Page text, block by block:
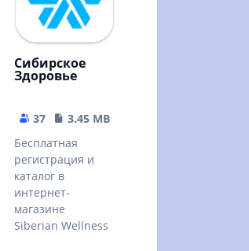
Сибирское
Здоровье
37
3.45 MB
Бесплатная
регистрация и
каталог в
интернет-
магазине
Siberian Wellness